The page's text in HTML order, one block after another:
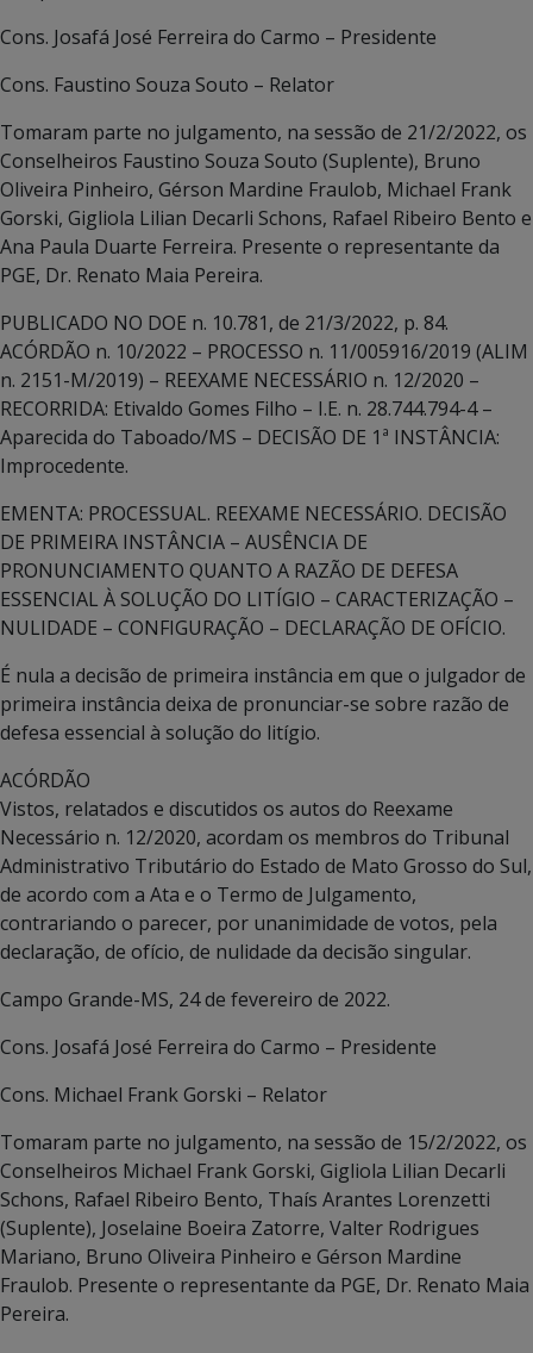
Cons. Josafá José Ferreira do Carmo – Presidente
Cons. Faustino Souza Souto – Relator
Tomaram parte no julgamento, na sessão de 21/2/2022, os
Conselheiros Faustino Souza Souto (Suplente), Bruno
Oliveira Pinheiro, Gérson Mardine Fraulob, Michael Frank
Gorski, Gigliola Lilian Decarli Schons, Rafael Ribeiro Bento e
Ana Paula Duarte Ferreira. Presente o representante da
PGE, Dr. Renato Maia Pereira.
PUBLICADO NO DOE n. 10.781, de 21/3/2022, p. 84.
ACÓRDÃO n. 10/2022 – PROCESSO n. 11/005916/2019 (ALIM
n. 2151-M/2019) – REEXAME NECESSÁRIO n. 12/2020 –
RECORRIDA: Etivaldo Gomes Filho – I.E. n. 28.744.794-4 –
Aparecida do Taboado/MS – DECISÃO DE 1ª INSTÂNCIA:
Improcedente.
EMENTA: PROCESSUAL. REEXAME NECESSÁRIO. DECISÃO
DE PRIMEIRA INSTÂNCIA – AUSÊNCIA DE
PRONUNCIAMENTO QUANTO A RAZÃO DE DEFESA
ESSENCIAL À SOLUÇÃO DO LITÍGIO – CARACTERIZAÇÃO –
NULIDADE – CONFIGURAÇÃO – DECLARAÇÃO DE OFÍCIO.
É nula a decisão de primeira instância em que o julgador de
primeira instância deixa de pronunciar-se sobre razão de
defesa essencial à solução do litígio.
ACÓRDÃO
Vistos, relatados e discutidos os autos do Reexame
Necessário n. 12/2020, acordam os membros do Tribunal
Administrativo Tributário do Estado de Mato Grosso do Sul,
de acordo com a Ata e o Termo de Julgamento,
contrariando o parecer, por unanimidade de votos, pela
declaração, de ofício, de nulidade da decisão singular.
Campo Grande-MS, 24 de fevereiro de 2022.
Cons. Josafá José Ferreira do Carmo – Presidente
Cons. Michael Frank Gorski – Relator
Tomaram parte no julgamento, na sessão de 15/2/2022, os
Conselheiros Michael Frank Gorski, Gigliola Lilian Decarli
Schons, Rafael Ribeiro Bento, Thaís Arantes Lorenzetti
(Suplente), Joselaine Boeira Zatorre, Valter Rodrigues
Mariano, Bruno Oliveira Pinheiro e Gérson Mardine
Fraulob. Presente o representante da PGE, Dr. Renato Maia
Pereira.